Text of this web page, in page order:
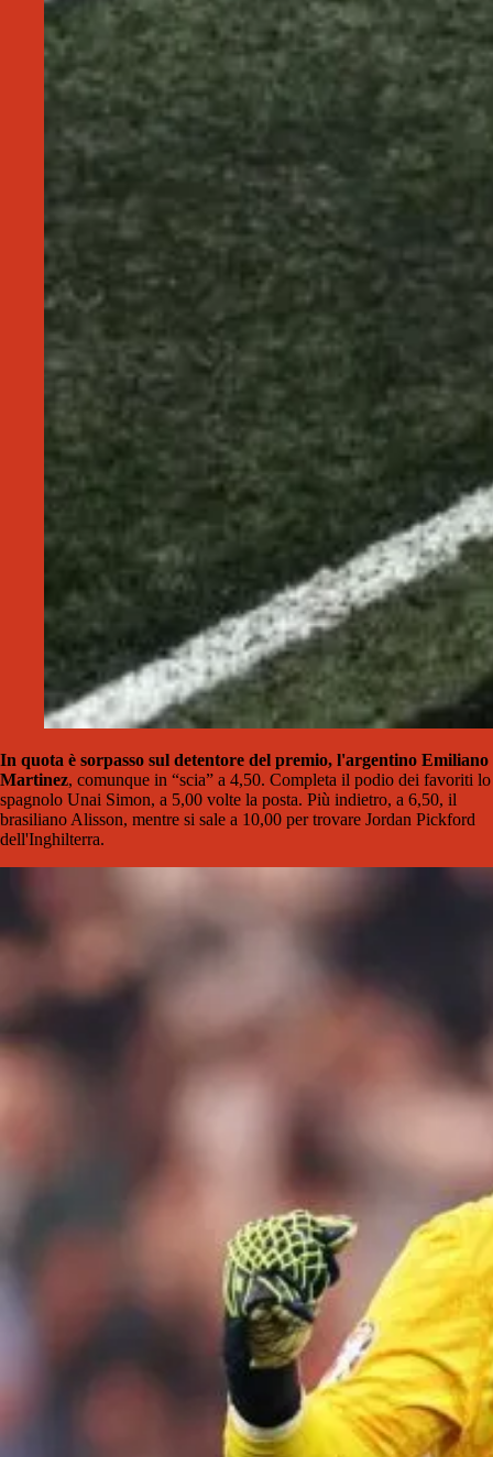
In quota è sorpasso sul detentore del premio, l'argentino Emiliano
Martinez, comunque in “scia” a 4,50. Completa il podio dei favoriti lo
spagnolo Unai Simon, a 5,00 volte la posta. Più indietro, a 6,50, il
brasiliano Alisson, mentre si sale a 10,00 per trovare Jordan Pickford
dell'Inghilterra.